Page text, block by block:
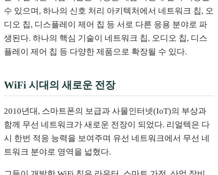
수 있으며, 하나의 신호 처리 아키텍처에서 네트워크 칩, 오
디오 칩, 디스플레이 제어 칩 등 서로 다른 응용 분야로 파
생된다. 하나의 핵심 기술이 네트워크 칩, 오디오 칩, 디스
플레이 제어 칩 등 다양한 제품으로 확장될 수 있다.
WiFi 시대의 새로운 전장
2010년대, 스마트폰의 보급과 사물인터넷(IoT)의 부상과
함께 무선 네트워크가 새로운 전장이 되었다. 리얼텍은 다
시 한번 적응 능력을 보여주며 유선 네트워크에서 무선 네
트워크 분야로 영역을 넓혔다.